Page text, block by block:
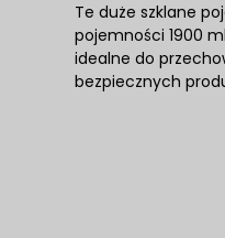
Te duże szklane
pojemności 1900
idealne do
bezpiecznych